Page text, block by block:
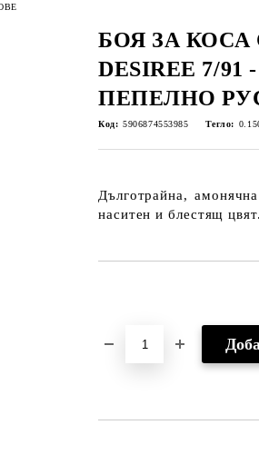
БОЯ ЗА КОСА
DESIREE 7/
ПЕПЕЛНО
Код: 5906874553985 Тегло:
Дълготрайна,
наситен и блестящ цвят.